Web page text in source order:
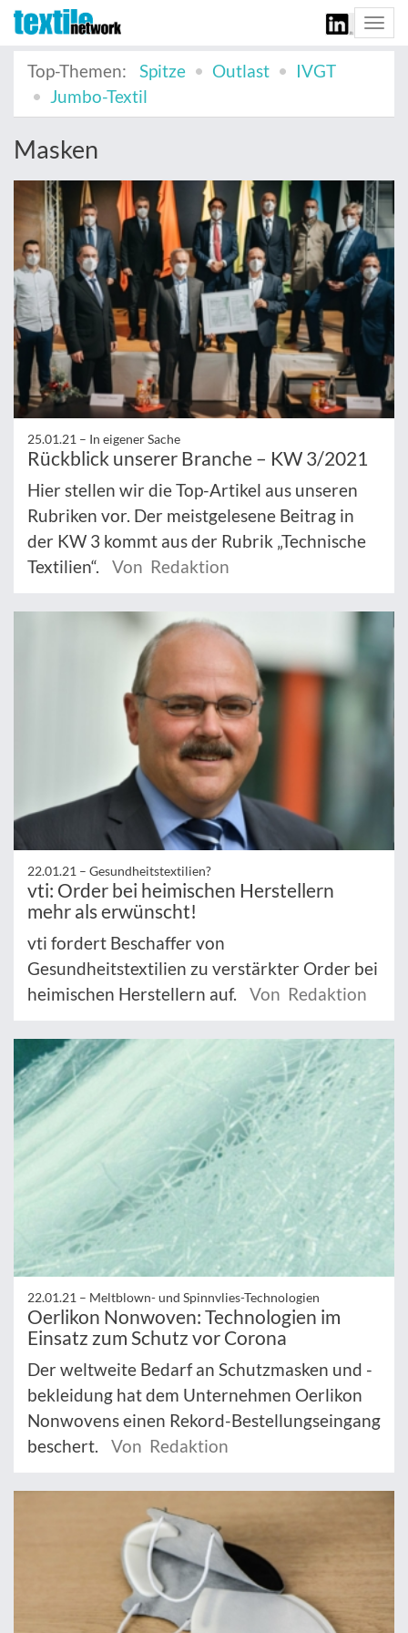
Top-Themen:
Spitze Outlast
IVGT
Jumbo-Textil
Masken
25.01.21 – In eigener Sache
Rückblick unserer Branche – KW 3/2021
Hier stellen wir die Top-Artikel aus unseren
Rubriken vor. Der meistgelesene Beitrag in
der KW 3 kommt aus der Rubrik „Technische
Textilien“.
Von Redaktion
22.01.21 – Gesundheitstextilien?
vti: Order bei heimischen Herstellern
mehr als erwünscht!
vti fordert Beschaffer von
Gesundheitstextilien zu verstärkter Order bei
heimischen Herstellern auf.
Von Redaktion
22.01.21 – Meltblown- und Spinnvlies-Technologien
Oerlikon Nonwoven: Technologien im
Einsatz zum Schutz vor Corona
Der weltweite Bedarf an Schutzmasken und -
bekleidung hat dem Unternehmen Oerlikon
Nonwovens einen Rekord-Bestellungseingang
beschert.
Von Redaktion